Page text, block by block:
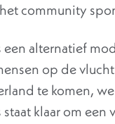
community
een alternatief
op de
te komen,
klaar om